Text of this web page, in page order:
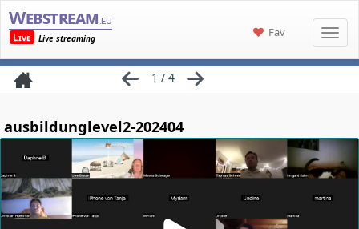
Webstream .eu
Live
Live streaming Fav
1 / 4
ausbildunglevel2-202404